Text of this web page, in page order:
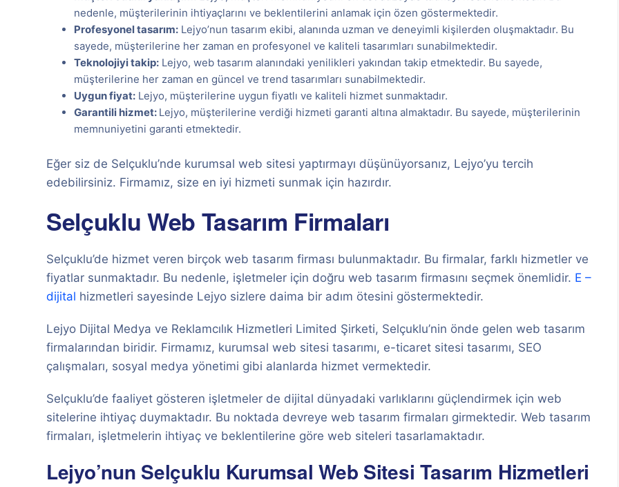
nedenle, müşterilerinin ihtiyaçlarını ve beklentilerini anlamak için özen göstermektedir.
Profesyonel tasarım: Lejyo’nun tasarım ekibi, alanında uzman ve deneyimli kişilerden oluşmaktadır. Bu
sayede, müşterilerine her zaman en profesyonel ve kaliteli tasarımları sunabilmektedir.
Teknolojiyi takip: Lejyo, web tasarım alanındaki yenilikleri yakından takip etmektedir. Bu sayede,
müşterilerine her zaman en güncel ve trend tasarımları sunabilmektedir.
Uygun fiyat: Lejyo, müşterilerine uygun fiyatlı ve kaliteli hizmet sunmaktadır.
Garantili hizmet: Lejyo, müşterilerine verdiği hizmeti garanti altına almaktadır. Bu sayede, müşterilerinin
memnuniyetini garanti etmektedir.
Eğer siz de Selçuklu’nde kurumsal web sitesi yaptırmayı düşünüyorsanız, Lejyo’yu tercih
edebilirsiniz. Firmamız, size en iyi hizmeti sunmak için hazırdır.
Selçuklu Web Tasarım Firmaları
Selçuklu’de hizmet veren birçok web tasarım firması bulunmaktadır. Bu firmalar, farklı hizmetler ve
fiyatlar sunmaktadır. Bu nedenle, işletmeler için doğru web tasarım firmasını seçmek önemlidir. E –
dijital hizmetleri sayesinde Lejyo sizlere daima bir adım ötesini göstermektedir.
Lejyo Dijital Medya ve Reklamcılık Hizmetleri Limited Şirketi, Selçuklu’nin önde gelen web tasarım
firmalarından biridir. Firmamız, kurumsal web sitesi tasarımı, e-ticaret sitesi tasarımı, SEO
çalışmaları, sosyal medya yönetimi gibi alanlarda hizmet vermektedir.
Selçuklu’de faaliyet gösteren işletmeler de dijital dünyadaki varlıklarını güçlendirmek için web
sitelerine ihtiyaç duymaktadır. Bu noktada devreye web tasarım firmaları girmektedir. Web tasarım
firmaları, işletmelerin ihtiyaç ve beklentilerine göre web siteleri tasarlamaktadır.
Lejyo’nun Selçuklu Kurumsal Web Sitesi Tasarım Hizmetleri